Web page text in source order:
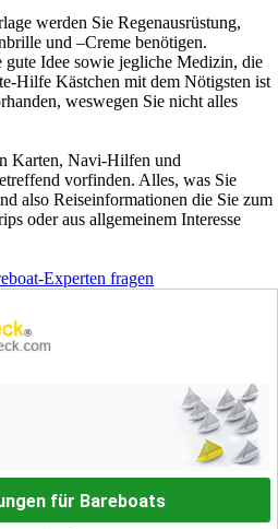
werden Sie Regenausrüstung,
und –Creme benötigen.
gute Idee sowie jegliche Medizin, die
Hilfe Kästchen mit dem Nötigsten ist
weswegen Sie nicht alles
Karten, Navi-Hilfen und
vorfinden. Alles, was Sie
also Reiseinformationen die Sie zum
oder aus allgemeinem Interesse
Experten fragen
für Bareboats